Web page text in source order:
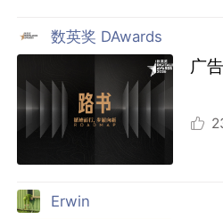
数英奖 DAwards
广
Erwin